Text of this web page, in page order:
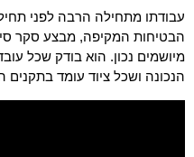
עבודתו מתחילה הרבה לפני
הבטיחות המקיפה, מבצע סקר
מיושמים נכון. הוא בודק שכל
הנכונה ושכל ציוד עומד בתקנים